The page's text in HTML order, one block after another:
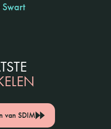
van SDIM